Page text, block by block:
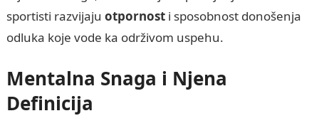
sportisti razvijaju otpornosti sposobnost donošenja
odluka koje vode ka održivom uspehu.
Mentalna Snaga i Njena
Definicija